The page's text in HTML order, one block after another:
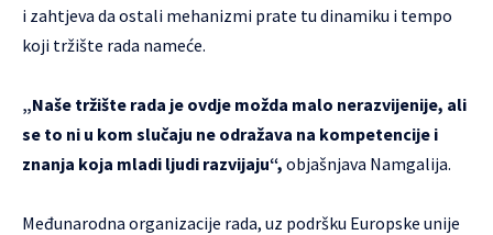
i zahtjeva da ostali mehanizmi prate tu dinamiku i tempo
koji tržište rada nameće.
„Naše tržište rada je ovdje možda malo nerazvijenije, ali
se to ni u kom slučaju ne odražava na kompetencije i
znanja koja mladi ljudi razvijaju“, objašnjava Namgalija.
Međunarodna organizacije rada, uz podršku Europske unije